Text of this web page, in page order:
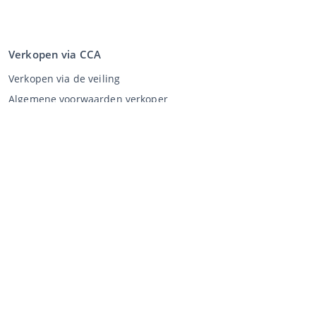
Verkopen via CCA
Verkopen via de veiling
Algemene voorwaarden verkoper